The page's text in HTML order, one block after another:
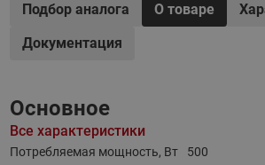
Подбор аналога О товаре
Документация
Основное
Все характеристики
Потребляемая мощность, Вт
500